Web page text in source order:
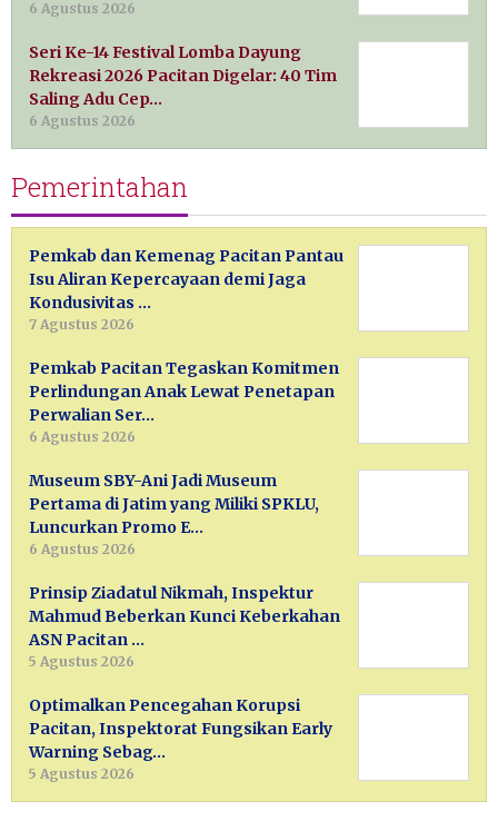
6 Agustus 2026
Seri Ke-14 Festival Lomba Dayung
Rekreasi 2026 Pacitan Digelar: 40 Tim
Saling Adu Cep…
6 Agustus 2026
Pemerintahan
Pemkab dan Kemenag Pacitan Pantau
Isu Aliran Kepercayaan demi Jaga
Kondusivitas …
7 Agustus 2026
Pemkab Pacitan Tegaskan Komitmen
Perlindungan Anak Lewat Penetapan
Perwalian Ser…
6 Agustus 2026
Museum SBY-Ani Jadi Museum
Pertama di Jatim yang Miliki SPKLU,
Luncurkan Promo E…
6 Agustus 2026
Prinsip Ziadatul Nikmah, Inspektur
Mahmud Beberkan Kunci Keberkahan
ASN Pacitan …
5 Agustus 2026
Optimalkan Pencegahan Korupsi
Pacitan, Inspektorat Fungsikan Early
Warning Sebag…
5 Agustus 2026